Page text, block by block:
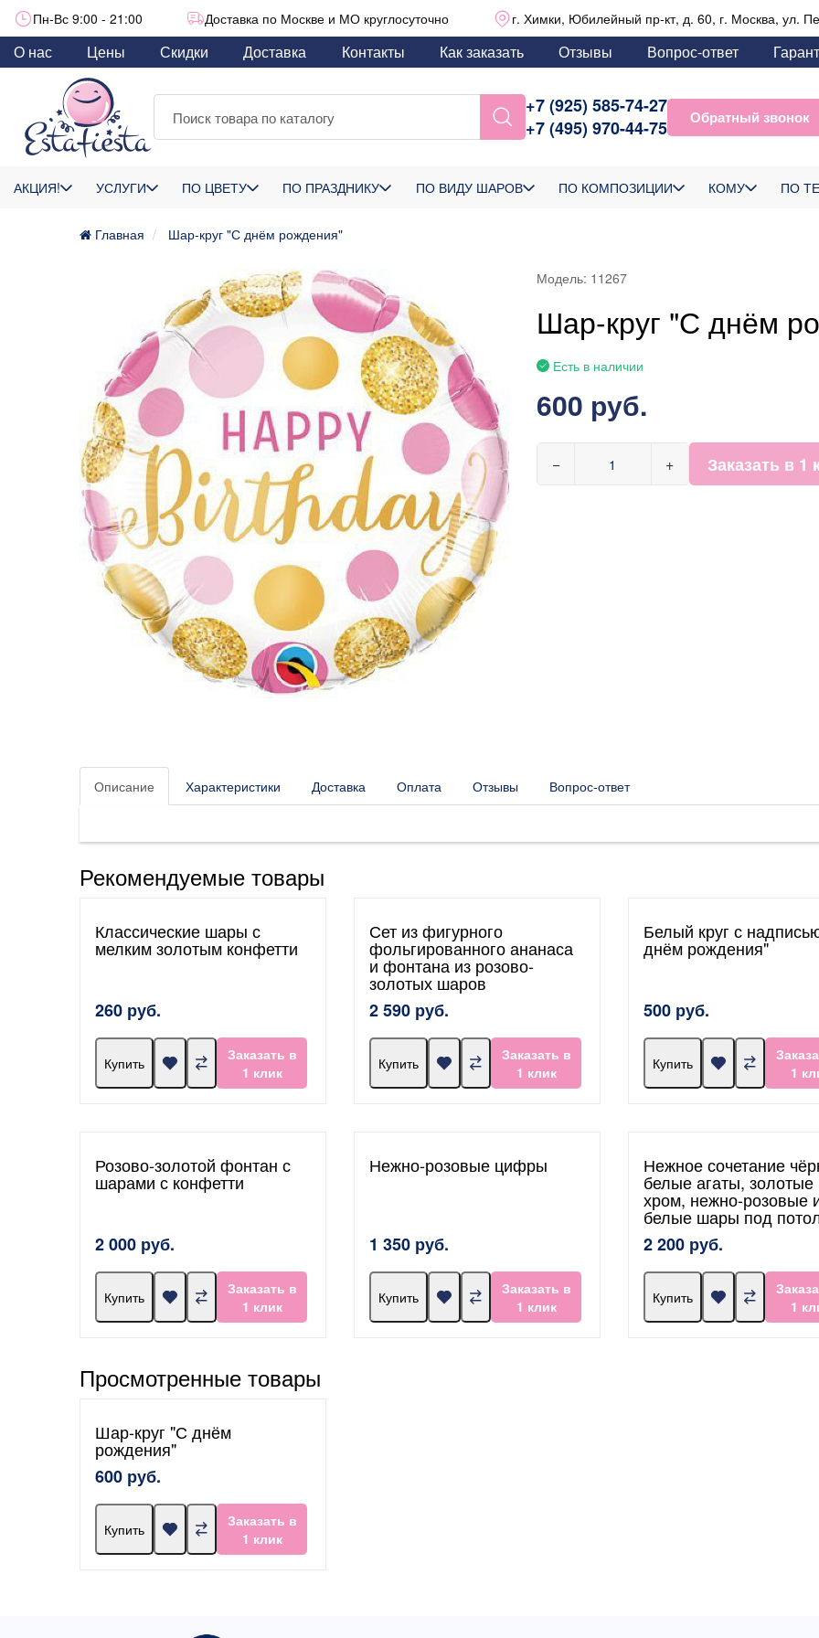
Пн-Вс 9:00 - 21:00 Доставка по Москве и МО круглосуточно г. Химки, Юбилейный пр-кт, д. 60, г. Москва, ул.
О нас Цены Скидки Доставка Контакты Как заказать Отзывы Вопрос-ответ
+7 (925) 585-74-27
+7 (495) 970-44-75
Обратный звонок
АКЦИЯ! УСЛУГИ ПО ЦВЕТУ ПО ПРАЗДНИКУ ПО ВИДУ ШАРОВ ПО КОМПОЗИЦИИ КОМУ ПО
Главная Шар-круг "С днём рождения"
Модель: 11267
Шар-круг "С днём
Есть в наличии
600 руб.
− + Заказать в 1
Описание Характеристики Доставка Оплата Отзывы Вопрос-ответ
Рекомендуемые товары
Классические шары с
мелким золотым конфетти
260 руб.
Купить
Заказать в
1 клик
Сет из фигурного
фольгированного ананаса
и фонтана из розово-
золотых шаров
2 590 руб.
Купить
Заказать в
1 клик
Белый круг с
днём рождения"
500 руб.
Купить
1
Розово-золотой фонтан с
шарами с конфетти
2 000 руб.
Купить
Заказать в
1 клик
Нежно-розовые цифры
1 350 руб.
Купить
Заказать в
1 клик
Нежное сочетание
белые агаты, золотые
хром, нежно-розовые
белые шары под
2 200 руб.
Купить
1
Просмотренные товары
Шар-круг "С днём
рождения"
600 руб.
Купить
Заказать в
1 клик